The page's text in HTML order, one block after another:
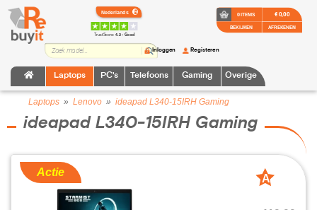
TrustScore:4.2 • Goed
Laptops PC's Telefoons Gaming Overige
Inloggen Registeren
0 ITEMS
BEKIJKEN
€ 0,00
AFREKENEN
Laptops » Lenovo » ideapad L340-15IRH Gaming
ideapad L340-15IRH Gaming
Actie
A